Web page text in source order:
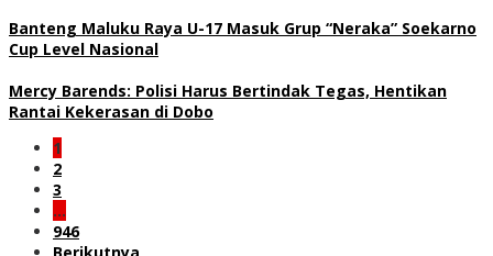
Banteng Maluku Raya U-17 Masuk Grup “Neraka” Soekarno
Cup Level Nasional
Mercy Barends: Polisi Harus Bertindak Tegas, Hentikan
Rantai Kekerasan di Dobo
1
2
3
…
946